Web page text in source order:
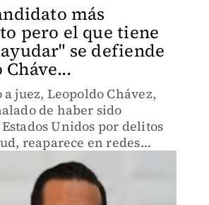
más
pero el que tiene
se defiende
juez, Leopoldo Chávez,
de haber sido
Unidos por delitos
reaparece en redes
subió un video